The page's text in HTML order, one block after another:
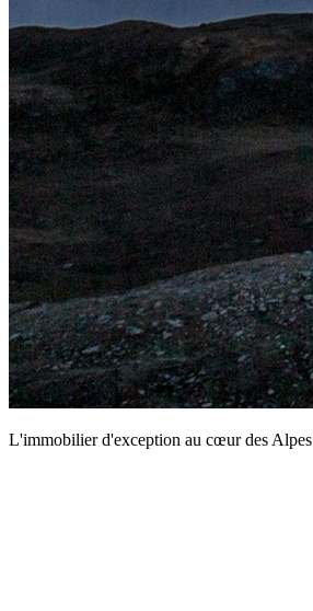
L'immobilier d'exception au cœur des Alpes